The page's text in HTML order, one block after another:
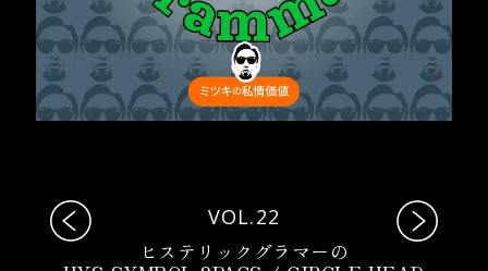
VOL.22
ヒステリックグラマーの